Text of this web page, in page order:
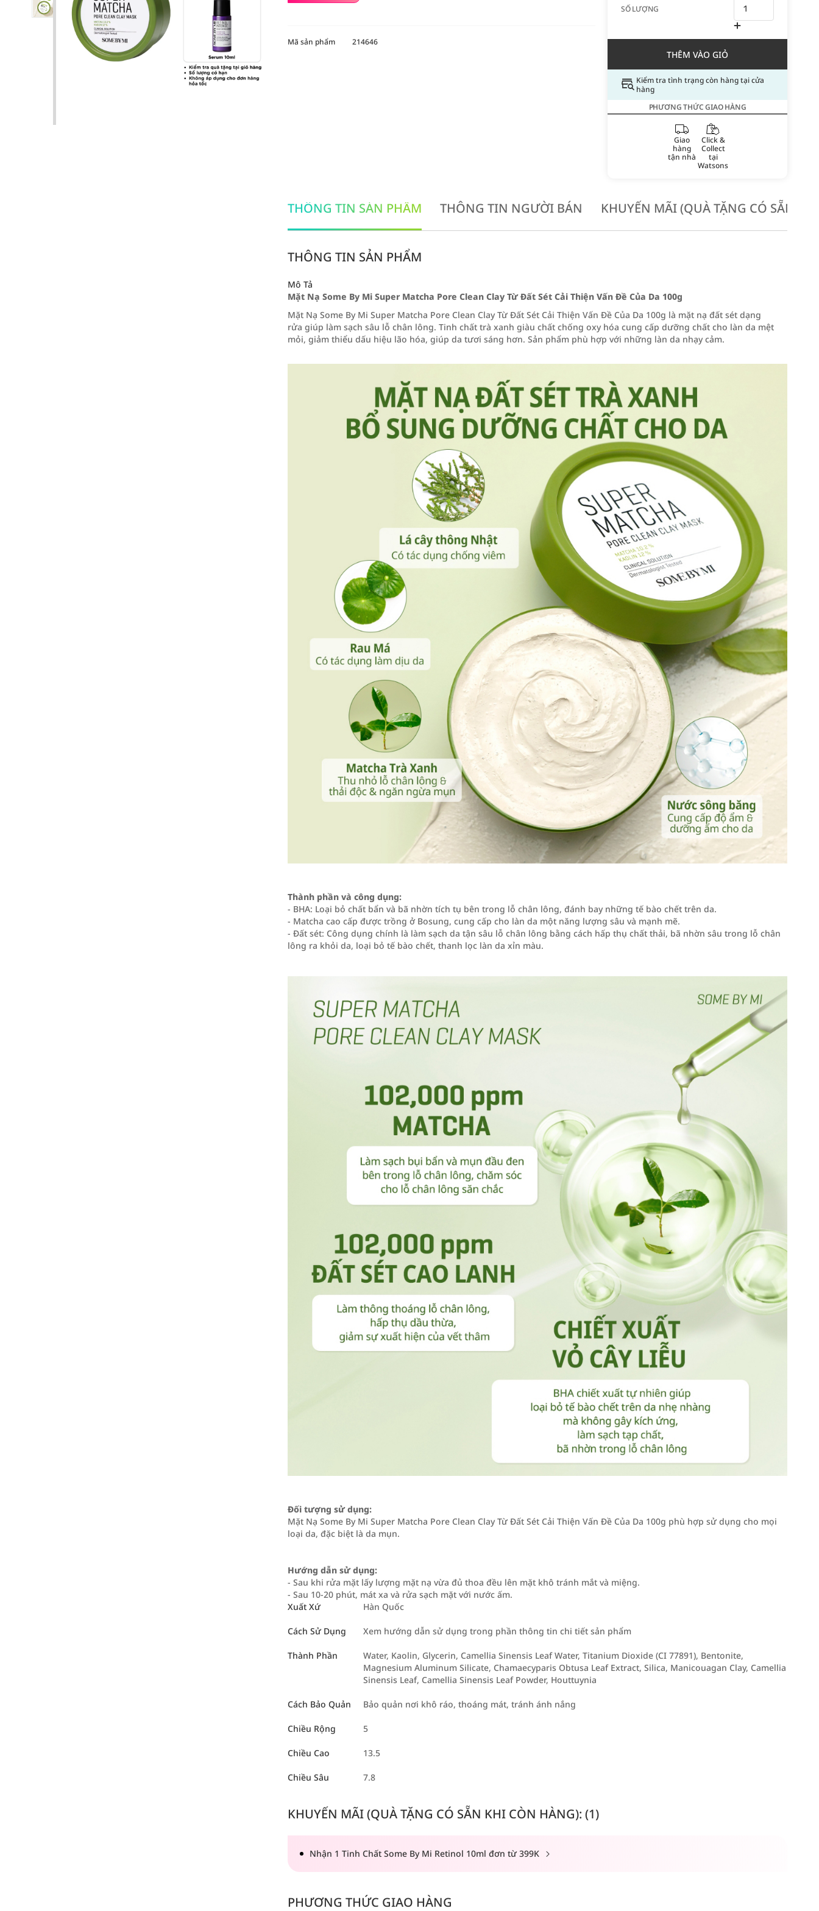
SỐ LƯỢNG
THÊM VÀO GIỎ
Kiểm tra tình trạng còn hàng tại cửa
hàng
PHƯƠNG THỨC GIAO HÀNG
Giao
hàng
tận nhà
Click &
Collect
tại
Watsons
Mã sản phẩm 214646
THÔNG TIN SẢN PHẨM THÔNG TIN NGƯỜI BÁN KHUYẾN MÃI (QUÀ TẶNG CÓ SẴN
THÔNG TIN SẢN PHẨM
Mô Tả
Mặt Nạ Some By Mi Super Matcha Pore Clean Clay Từ Đất Sét Cải Thiện Vấn Đề Của Da 100g
Mặt Nạ Some By Mi Super Matcha Pore Clean Clay Từ Đất Sét Cải Thiện Vấn Đề Của Da 100g là mặt nạ đất sét dạng
rửa giúp làm sạch sâu lỗ chân lông. Tinh chất trà xanh giàu chất chống oxy hóa cung cấp dưỡng chất cho làn da mệt
mỏi, giảm thiểu dấu hiệu lão hóa, giúp da tươi sáng hơn. Sản phẩm phù hợp với những làn da nhạy cảm.
Thành phần và công dụng:
- BHA: Loại bỏ chất bẩn và bã nhờn tích tụ bên trong lỗ chân lông, đánh bay những tế bào chết trên da.
- Matcha cao cấp được trồng ở Bosung, cung cấp cho làn da một năng lượng sâu và mạnh mẽ.
- Đất sét: Công dụng chính là làm sạch da tận sâu lỗ chân lông bằng cách hấp thụ chất thải, bã nhờn sâu trong lỗ chân
lông ra khỏi da, loại bỏ tế bào chết, thanh lọc làn da xỉn màu.
Đối tượng sử dụng:
Mặt Nạ Some By Mi Super Matcha Pore Clean Clay Từ Đất Sét Cải Thiện Vấn Đề Của Da 100g phù hợp sử dụng cho mọi
loại da, đặc biệt là da mụn.
Hướng dẫn sử dụng:
- Sau khi rửa mặt lấy lượng mặt nạ vừa đủ thoa đều lên mặt khô tránh mắt và miệng.
- Sau 10-20 phút, mát xa và rửa sạch mặt với nước ấm.
Xuất Xứ
Hàn Quốc
Cách Sử Dụng Xem hướng dẫn sử dụng trong phần thông tin chi tiết sản phẩm
Thành Phần
Water, Kaolin, Glycerin, Camellia Sinensis Leaf Water, Titanium Dioxide (CI 77891), Bentonite,
Magnesium Aluminum Silicate, Chamaecyparis Obtusa Leaf Extract, Silica, Manicouagan Clay, Camellia
Sinensis Leaf, Camellia Sinensis Leaf Powder, Houttuynia
Cách Bảo Quản Bảo quản nơi khô ráo, thoáng mát, tránh ánh nắng
Chiều Rộng 5
Chiều Cao 13.5
Chiều Sâu 7.8
KHUYẾN MÃI (QUÀ TẶNG CÓ SẴN KHI CÒN HÀNG): (1)
Nhận 1 Tinh Chất Some By Mi Retinol 10ml đơn từ 399K
PHƯƠNG THỨC GIAO HÀNG